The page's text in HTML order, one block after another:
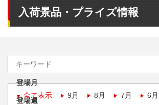
入荷景品・プライズ情報
登場月
全て表示
9月 8月 7月 6月
登場週